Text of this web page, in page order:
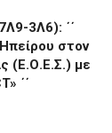
3Λ6): ΄΄
στον
(Ε.Ο.Ε.Σ.) με
΄΄